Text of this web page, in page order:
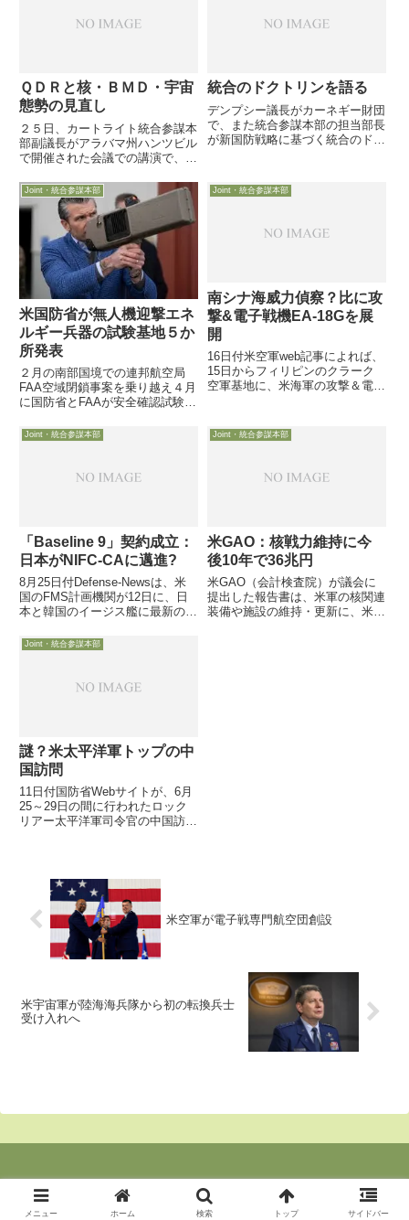
が急増して製造...
ＱＤＲと核・ＢＭＤ・宇宙
態勢の見直し
２５日、カートライト統合参謀本
部副議長がアラバマ州ハンツビル
で開催された会議での講演で、現
Ｄ態勢、宇宙態勢の各見直しに関
し、検討方針の一部を語りまし
た。同副議長は米軍の各種計画・
予算をとりまとめる責任者である
こ...
統合のドクトリンを語る
デンプシー議長がカーネギー財団
で、また統合参謀本部の担当部長
が新国防戦略に基づく統合のドク
な姿勢が見え隠れ・・
Joint・統合参謀本部
米国防省が無人機迎撃エネ
ルギー兵器の試験基地５か
所発表
２月の南部国境での連邦航空局
FAA空域閉鎖事案を乗り越え４月
に国防省とFAAが安全確認試験を
部海軍基地１個、北部空軍基地２
地をドローン攻撃から防御...
Joint・統合参謀本部
南シナ海威力偵察？比に攻
撃&電子戦機EA-18Gを展
開
16日付米空軍web記事によれば、
15日からフィリピンのクラーク
空軍基地に、米海軍の攻撃＆電子
派遣は、今年4月14日にフィリピ
ンを訪問したカーター国防長官
Joint・統合参謀本部
「Baseline 9」契約成立：
日本がNIFC-CAに邁進?
8月25日付Defense-Newsは、米
国のFMS計画機関が12日に、日
本と韓国のイージス艦に最新の防
「Baseline 9」への能力向上を行
Joint・統合参謀本部
米GAO：核戦力維持に今
後10年で36兆円
米GAO（会計検査院）が議会に
提出した報告書は、米軍の核関連
装備や施設の維持・更新に、米国
Joint・統合参謀本部
謎？米太平洋軍トップの中
国訪問
11日付国防省Webサイトが、6月
25～29日の間に行われたロック
リアー太平洋軍司令官の中国訪問
です。臭います！
米空軍が電子戦専門航空団創設
米宇宙軍が陸海海兵隊から初の転換兵士
受け入れへ
© 2020 東京の郊外より２.
メニュー ホーム 検索 トップ サイドバー